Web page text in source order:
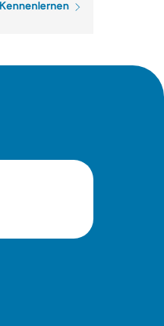
Kennenlernen